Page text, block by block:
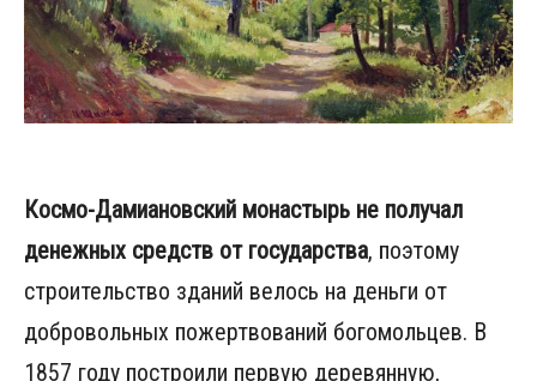
Космо-Дамиановский монастырь не получал
денежных средств от государства, поэтому
строительство зданий велось на деньги от
добровольных пожертвований богомольцев. В
1857 году построили первую деревянную,